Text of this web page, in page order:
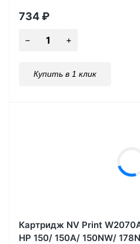
734₽
Купить в 1 клик
Картридж NV Print
HP 150/ 150A/ 150NW/